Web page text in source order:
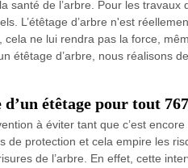
de l’arbre. Pour les travaux
L’étêtage d’arbre n'est
ne lui rendra pas la force,
étêtage d’arbre, nous réalisons
étêtage pour tout
à éviter tant que c’est
de protection et cela empire les
de l’arbre. En effet, cette